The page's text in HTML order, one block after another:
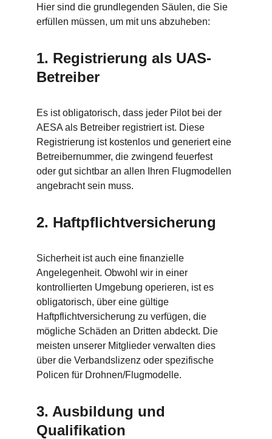
Hier sind die grundlegenden Säulen, die Sie
erfüllen müssen, um mit uns abzuheben:
1. Registrierung als UAS-
Betreiber
Es ist obligatorisch, dass jeder Pilot bei der
AESA als Betreiber registriert ist. Diese
Registrierung ist kostenlos und generiert eine
Betreibernummer, die zwingend feuerfest
oder gut sichtbar an allen Ihren Flugmodellen
angebracht sein muss.
2. Haftpflichtversicherung
Sicherheit ist auch eine finanzielle
Angelegenheit. Obwohl wir in einer
kontrollierten Umgebung operieren, ist es
obligatorisch, über eine gültige
Haftpflichtversicherung zu verfügen, die
mögliche Schäden an Dritten abdeckt. Die
meisten unserer Mitglieder verwalten dies
über die Verbandslizenz oder spezifische
Policen für Drohnen/Flugmodelle.
3. Ausbildung und
Qualifikation